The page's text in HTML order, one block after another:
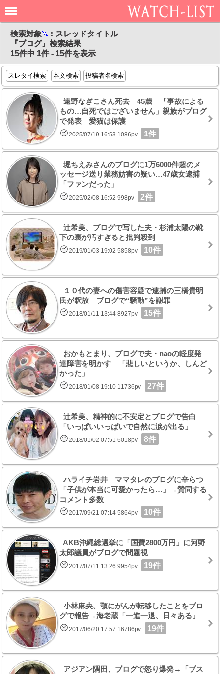
検索対象
：スレッドタイトル
『ブログ』検索結果
15件中 1件 - 15件を表示
スレタイ検索 本文検索 投稿者名検索
遠野なぎこさん死去 45歳 「事故による
もの…自死ではございません」親族がブログ
で発表 愛猫は保護
2025/07/19 16:53 1086pv 1件
堀ちえみさんのブログに1万6000件超のメ
ッセージ送り業務妨害の疑い…47歳女逮捕
「ファンだった」
2025/02/08 16:52 998pv 2件
辻希美、ブログで写した夫・杉浦太陽の靴
下の裏が汚すぎると批判殺到
2019/01/03 19:02 5858pv 10件
１０代の妻への傷害容疑で逮捕の三橋貴明
氏が釈放 ブログで“騒動”を謝罪
2018/01/11 13:44 8927pv 15件
おかもとまり、ブログで夫・naoの軽度発
達障害を明かす 「悲しいというか、しんど
かった」
2018/01/08 19:10 11736pv 27件
辻希美、精神的に不安定とブログで告白
「いっぱいいっぱいで自然に涙が出る」
2018/01/02 07:51 6018pv 8件
ハライチ岩井 ママタレのブログに辛らつ
「子供が本当に可愛かったら…」→賛同する
コメント多数
2017/09/21 07:14 5864pv 10件
AKB沖縄総選挙に「国費2800万円」に河野
太郎議員がブログで問題視
2017/07/11 13:26 9954pv 19件
小林麻央、顎にがんが転移したことをブロ
グで報告→海老蔵「一進一退、日々ある」
2017/06/20 17:57 16786pv 19件
アジアン隅田、ブログで怒り爆発→「ブス